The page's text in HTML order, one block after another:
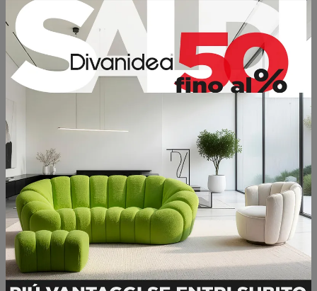
Cookie indispensabili
Questi cookie sono essenziali al fine di consentire di spostarsi
in tutto il sito ed utilizzare a pieno le sue caratteristiche. Senza
questi cookie alcuni servizi non potranno funzionare
correttamente.
Questi cookie raccolgono informazioni su come gli utenti
utilizzano un sito web, ma non memorizzano informazioni che
identificano un visitatore. Questi cookie vengono utilizzati solo
per migliorare il funzionamento del sito web.
Utilizzando il sito l’utente accetta che tali cookie possono
essere memorizzati sul proprio dispositivo.
Cookie di funzionalità
I cookie consentono al sito di ricordare le scelte fatte
dall’utente (come la lingua o altre impostazioni speciali